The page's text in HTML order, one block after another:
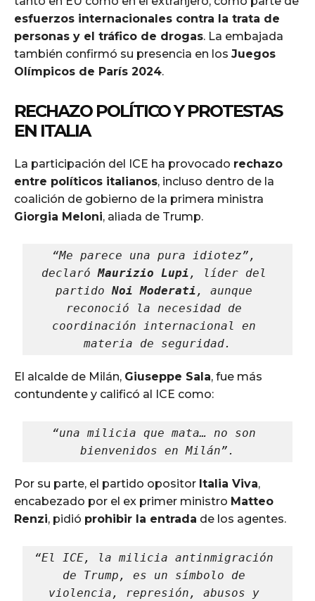
esfuerzos internacionales contra la trata de
personas y el tráfico de drogas. La embajada
también confirmó su presencia en los Juegos
Olímpicos de París 2024.
RECHAZO POLÍTICO Y PROTESTAS
EN ITALIA
La participación del ICE ha provocado rechazo
entre políticos italianos, incluso dentro de la
coalición de gobierno de la primera ministra
Giorgia Meloni, aliada de Trump.
“Me parece una pura idiotez”,
declaró Maurizio Lupi , líder del
partido Noi Moderati , aunque
reconoció la necesidad de
coordinación internacional en
materia de seguridad.
El alcalde de Milán, Giuseppe Sala, fue más
contundente y calificó al ICE como:
“una milicia que mata… no son
bienvenidos en Milán”.
Por su parte, el partido opositor Italia Viva,
encabezado por el ex primer ministro Matteo
Renzi, pidió prohibir la entrada de los agentes.
“El ICE, la milicia antinmigración
de Trump, es un símbolo de
violencia, represión, abusos y